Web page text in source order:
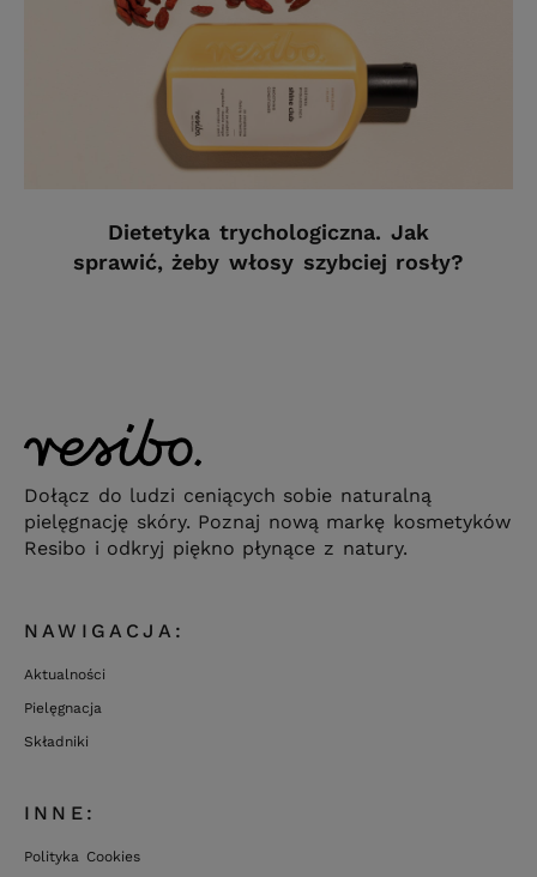
Dietetyka trychologiczna. Jak
sprawić, żeby włosy szybciej rosły?
Dołącz do ludzi ceniących sobie naturalną
pielęgnację skóry. Poznaj nową markę kosmetyków
Resibo i odkryj piękno płynące z natury.
NAWIGACJA:
Aktualności
Pielęgnacja
Składniki
INNE:
Polityka Cookies